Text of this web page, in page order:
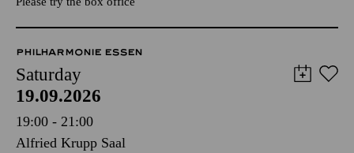
PHILHARMONIE ESSEN
Saturday
19.09.2026
19:00 - 21:00
Alfried Krupp Saal